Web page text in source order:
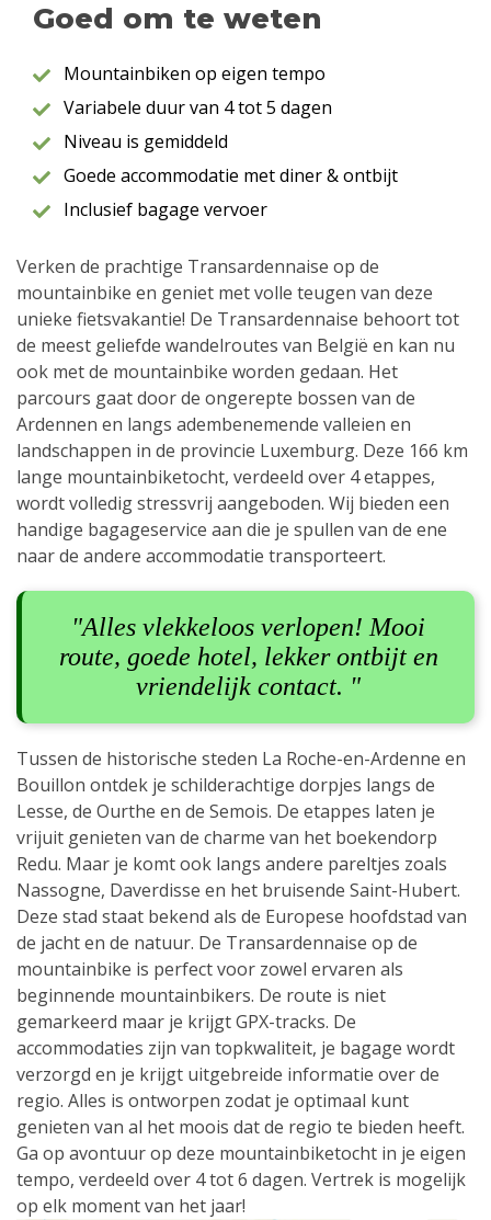
Goed om te weten
Mountainbiken op eigen tempo
Variabele duur van 4 tot 5 dagen
Niveau is gemiddeld
Goede accommodatie met diner & ontbijt
Inclusief bagage vervoer
Verken de prachtige Transardennaise op de
mountainbike en geniet met volle teugen van deze
unieke fietsvakantie! De Transardennaise behoort tot
de meest geliefde wandelroutes van België en kan nu
ook met de mountainbike worden gedaan. Het
parcours gaat door de ongerepte bossen van de
Ardennen en langs adembenemende valleien en
landschappen in de provincie Luxemburg. Deze 166 km
lange mountainbiketocht, verdeeld over 4 etappes,
wordt volledig stressvrij aangeboden. Wij bieden een
handige bagageservice aan die je spullen van de ene
naar de andere accommodatie transporteert.
"Alles vlekkeloos verlopen! Mooi
route, goede hotel, lekker ontbijt en
vriendelijk contact. "
Tussen de historische steden La Roche-en-Ardenne en
Bouillon ontdek je schilderachtige dorpjes langs de
Lesse, de Ourthe en de Semois. De etappes laten je
vrijuit genieten van de charme van het boekendorp
Redu. Maar je komt ook langs andere pareltjes zoals
Nassogne, Daverdisse en het bruisende Saint-Hubert.
Deze stad staat bekend als de Europese hoofdstad van
de jacht en de natuur. De Transardennaise op de
mountainbike is perfect voor zowel ervaren als
beginnende mountainbikers. De route is niet
gemarkeerd maar je krijgt GPX-tracks. De
accommodaties zijn van topkwaliteit, je bagage wordt
verzorgd en je krijgt uitgebreide informatie over de
regio. Alles is ontworpen zodat je optimaal kunt
genieten van al het moois dat de regio te bieden heeft.
Ga op avontuur op deze mountainbiketocht in je eigen
tempo, verdeeld over 4 tot 6 dagen. Vertrek is mogelijk
op elk moment van het jaar!